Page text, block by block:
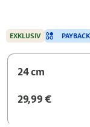
24 cm
29,99 €
EXKLUSIV PAYBACK